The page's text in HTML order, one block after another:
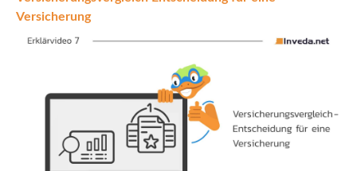
Versicherung